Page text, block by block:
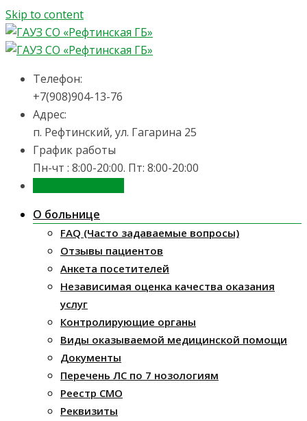
Skip to content
Телефон:
+7(908)904-13-76
Адрес:
п. Рефтинский, ул. Гагарина 25
График работы
Пн-чт : 8:00-20:00. Пт: 8:00-20:00
О больнице
FAQ (Часто задаваемые вопросы)
Отзывы пациентов
Анкета посетителей
Независимая оценка качества оказания
услуг
Контролирующие органы
Виды оказываемой медицинской помощи
Документы
Перечень ЛС по 7 нозологиям
Реестр СМО
Реквизиты